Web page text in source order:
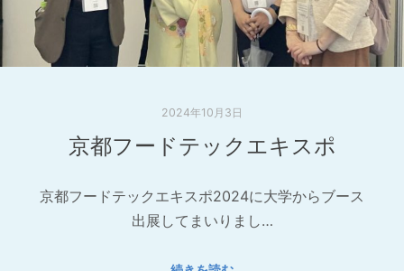
2024年10月3日
京都フードテックエキスポ
京都フードテックエキスポ2024に大学からブース
出展してまいりまし…